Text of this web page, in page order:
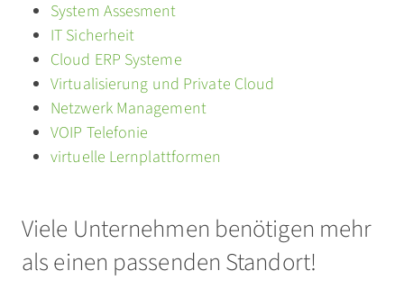
System Assesment
IT Sicherheit
Cloud ERP Systeme
Virtualisierung und Private Cloud
Netzwerk Management
VOIP Telefonie
virtuelle Lernplattformen
Viele Unternehmen benötigen mehr
als einen passenden Standort!